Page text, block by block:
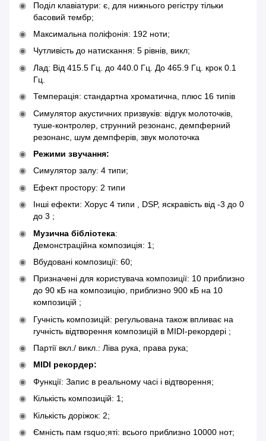
Поділ клавіатури: є, для нижнього регістру тільки
басовий тембр;
Максимальна поліфонія: 192 ноти;
Чутливість до натискання: 5 рівнів, викл;
Лад: Від 415.5 Гц. до 440.0 Гц. До 465.9 Гц. крок 0.1
Гц.
Темперація: стандартна хроматична, плюс 16 типів
Симулятор акустичних призвуків: відгук молоточків,
туше-контролер, струнний резонанс, демпферний
резонанс, шум демпферів, звук молоточка
Режими звучання:
Симулятор залу: 4 типи;
Ефект простору: 2 типи
Інші ефекти: Хорус 4 типи , DSP, яскравість від -3 до 0
до 3 ;
Музична бібліотека:
Демонстраційна композиція: 1;
Вбудовані композиції: 60;
Призначені для користувача композиції: 10 приблизно
до 90 кБ на композицію, приблизно 900 кБ на 10
композицій ;
Гучність композицій: регульована також впливає на
гучність відтворення композицій в MIDI-рекордері ;
Партії вкл./ викл.: Ліва рука, права рука;
MIDI рекордер:
Функції: Запис в реальному часі і відтворення;
Кількість композицій: 1;
Кількість доріжок: 2;
Ємність пам rsquo;яті: всього приблизно 10000 нот;